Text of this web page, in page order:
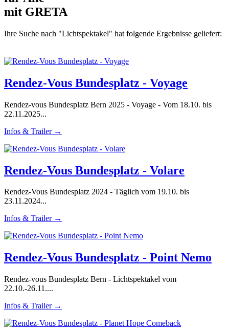
mit GRETA
Ihre Suche nach "Lichtspektakel" hat folgende Ergebnisse geliefert:
Rendez-Vous Bundesplatz - Voyage
Rendez-vous Bundesplatz Bern 2025 - Voyage - Vom 18.10. bis
22.11.2025...
Infos & Trailer →
Rendez-Vous Bundesplatz - Volare
Rendez-Vous Bundesplatz 2024 - Täglich vom 19.10. bis
23.11.2024...
Infos & Trailer →
Rendez-Vous Bundesplatz - Point Nemo
Rendez-vous Bundesplatz Bern - Lichtspektakel vom
22.10.-26.11....
Infos & Trailer →